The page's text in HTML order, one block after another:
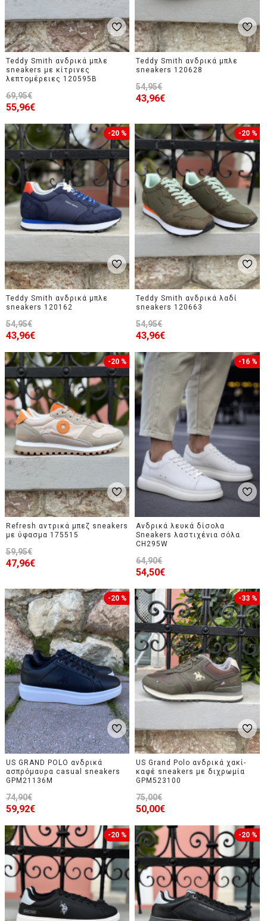
Teddy Smith ανδρικά μπλε
sneakers με κίτρινες
λεπτομέρειες 120595B
55,96€
69,95€
Teddy Smith ανδρικά μπλε
sneakers 120628
43,96€
54,95€
-20 %
Teddy Smith ανδρικά μπλε
sneakers 120162
43,96€
54,95€
-20 %
Teddy Smith ανδρικά λαδί
sneakers 120663
43,96€
54,95€
-20 %
Refresh αντρικά μπεζ sneakers
με ύφασμα 175515
47,96€
59,95€
-16 %
Ανδρικά λευκά δίσολα
Sneakers λαστιχένια σόλα
CH295W
54,50€
64,90€
-20 %
US GRAND POLO ανδρικά
ασπρόμαυρα casual sneakers
GPM21136M
59,92€
74,90€
-33 %
US Grand Polo ανδρικά χακί-
καφέ sneakers με διχρωμία
GPM523100
50,00€
75,00€
-20 % -20 %